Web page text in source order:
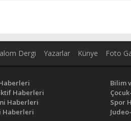
Dergi Yazarlar Künye Foto
Haberleri
Haberleri
Haberleri
Bilim
Spor